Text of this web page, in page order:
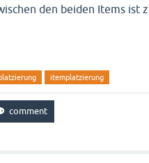
den beiden Items ist
itemplatzierung